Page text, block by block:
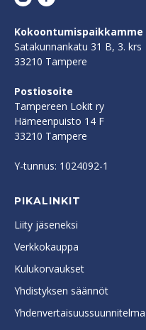
Kokoontumispaikkamme
Satakunnankatu 31 B, 3. krs
33210 Tampere
Postiosoite
Tampereen Lokit ry
Hämeenpuisto 14 F
33210 Tampere
Y-tunnus: 1024092-1
PIKALINKIT
Liity jäseneksi
Verkkokauppa
Kulukorvaukset
Yhdistyksen säännöt
Yhdenvertaisuussuunnitelma